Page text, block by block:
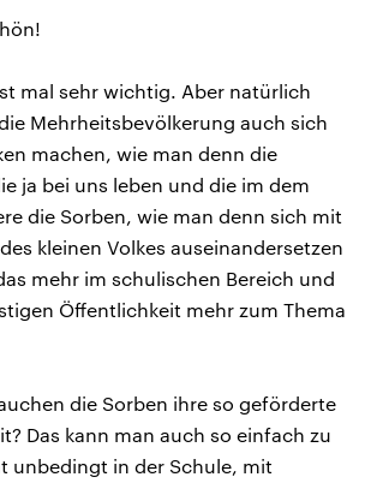
mal sehr wichtig. Aber natürlich
Mehrheitsbevölkerung auch sich
machen, wie man denn die
ja bei uns leben und die im dem
die Sorben, wie man denn sich mit
kleinen Volkes auseinandersetzen
mehr im schulischen Bereich und
Öffentlichkeit mehr zum Thema
die Sorben ihre so geförderte
Das kann man auch so einfach zu
unbedingt in der Schule, mit